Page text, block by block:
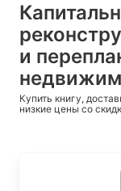
и
Купить книгу,
низкие цены со